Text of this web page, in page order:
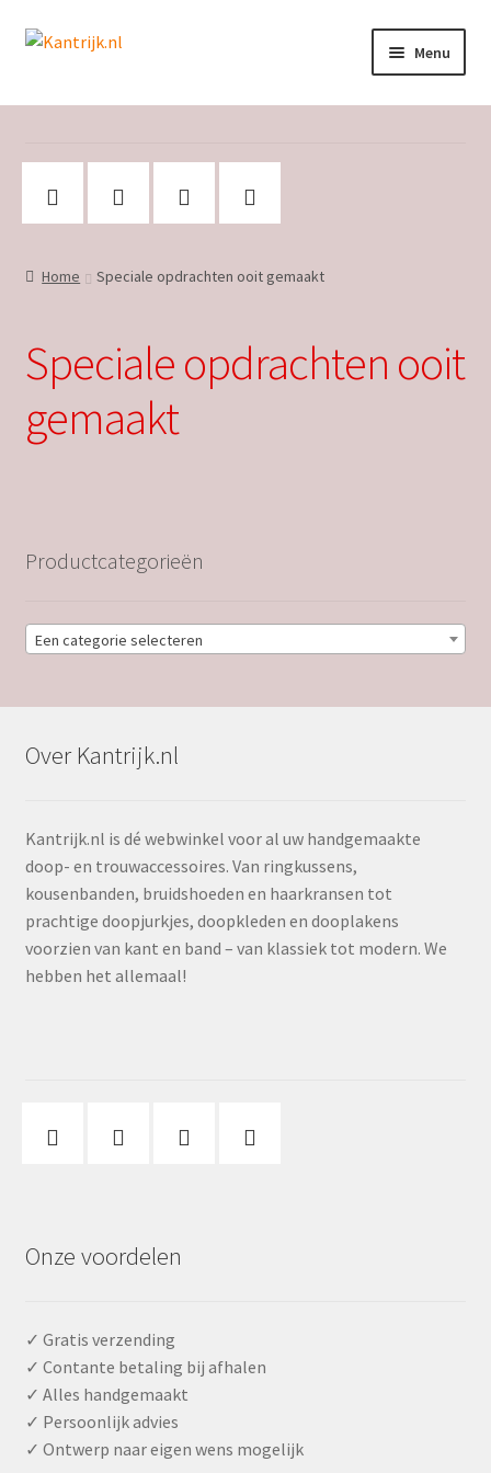
Ga
Ga
Menu
Welkom
Winkel
Over Kantrijk
Contact
Home Speciale opdrachten ooit gemaakt
Speciale opdrachten ooit
gemaakt
Productcategorieën
Een categorie selecteren
Over Kantrijk.nl
Kantrijk.nl is dé webwinkel voor al uw handgemaakte
doop- en trouwaccessoires. Van ringkussens,
kousenbanden, bruidshoeden en haarkransen tot
prachtige doopjurkjes, doopkleden en dooplakens
voorzien van kant en band – van klassiek tot modern. We
hebben het allemaal!
Onze voordelen
✓ Gratis verzending
✓ Contante betaling bij afhalen
✓ Alles handgemaakt
✓ Persoonlijk advies
✓ Ontwerp naar eigen wens mogelijk